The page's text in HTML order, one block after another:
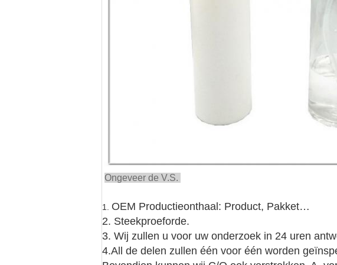
Ongeveer de V.S.
1. OEM Productieonthaal: Product, Pakket…
2. Steekproeforde.
3. Wij zullen u voor uw onderzoek in 24 uren
4.All de delen zullen één voor één worden